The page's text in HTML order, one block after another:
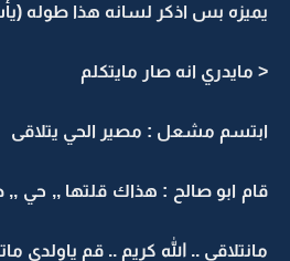
يميزه بس اذكر لسانه هذا طوله
< مايدري انه صار مايتكلم
ابتسم مشعل : مصير الحي يتلاقى
قام ابو صالح : هذاك قلتها ,, حي ,,
مانتلاقى .. الله كريم .. قم ياولدي